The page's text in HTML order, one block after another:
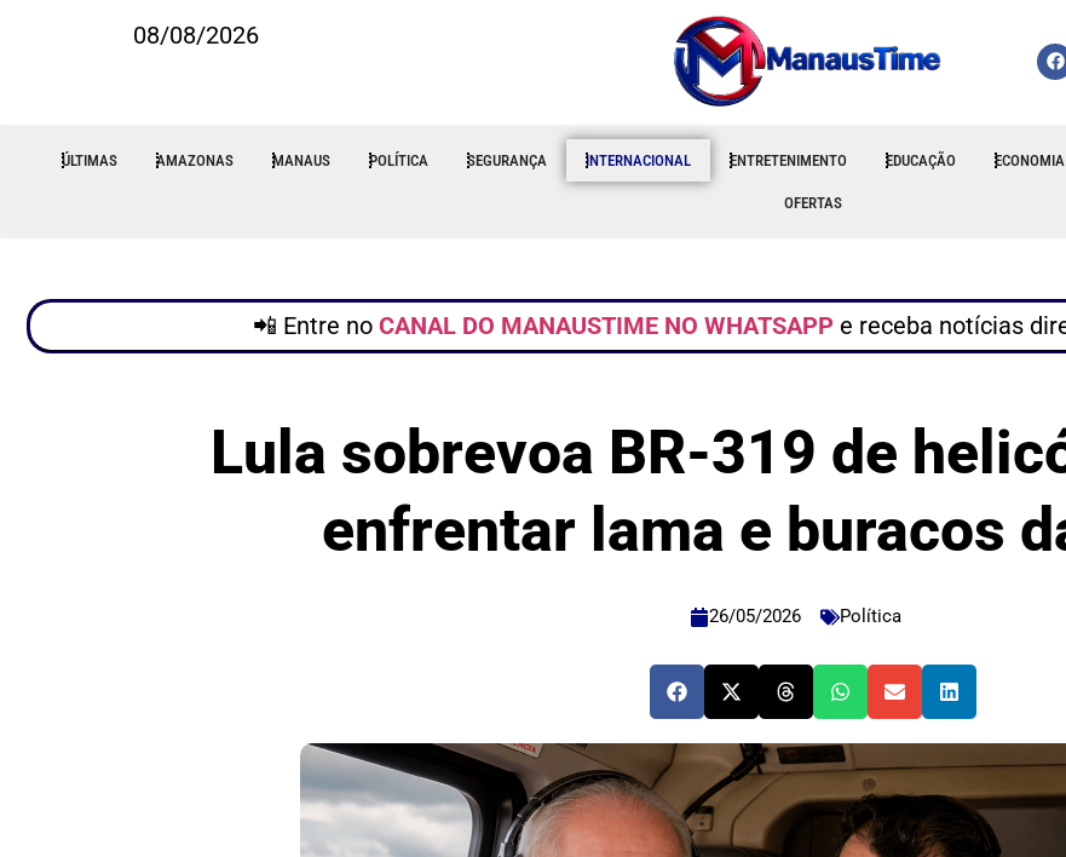
08/08/2026
ÚLTIMAS AMAZONAS MANAUS POLÍTICA SEGURANÇA INTERNACIONAL ENTRETENIMENTO EDUCAÇÃO ECONOMIA
OFERTAS
📲 Entre no CANAL DO MANAUSTIME NO WHATSAPP e receba notícias
Lula sobrevoa BR-319 de
enfrentar lama e buracos
26/05/2026 Política